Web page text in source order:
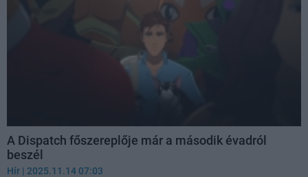
A Dispatch főszereplője már a második évadról
beszél
Hír | 2025.11.14 07:03